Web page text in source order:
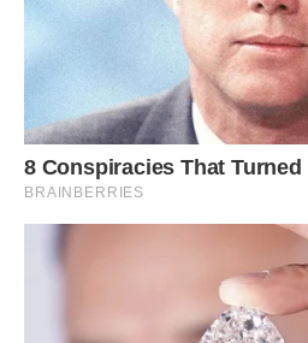
– А ти послухай, добре?
Олена повернулася через
покупками. Хлопчина кинувся до
вона не з магазину, а з далекої
вони сиділи за столом з Ілюшкою,
котлети, яблука, тістечка – все
Вона міркувала: Ілюшка спатиме
небудь влаштується на кушетці.
дитячий сад. Не відразу,
Петрівна, сусідка-пенсіонерка,